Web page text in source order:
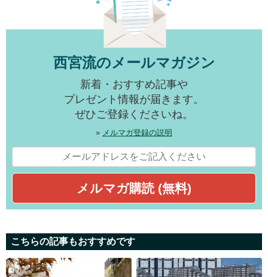
西宮流のメールマガジン
新着・おすすめ記事や
プレゼント情報が届きます。
ぜひご登録くださいね。
» メルマガ登録の説明
こちらの記事もおすすめです